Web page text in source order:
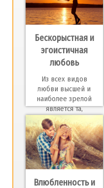
Бескорыстная и
эгоистичная
любовь
Из всех видов
любви высшей и
наиболее зрелой
является та,
которая дари
Влюбленность и